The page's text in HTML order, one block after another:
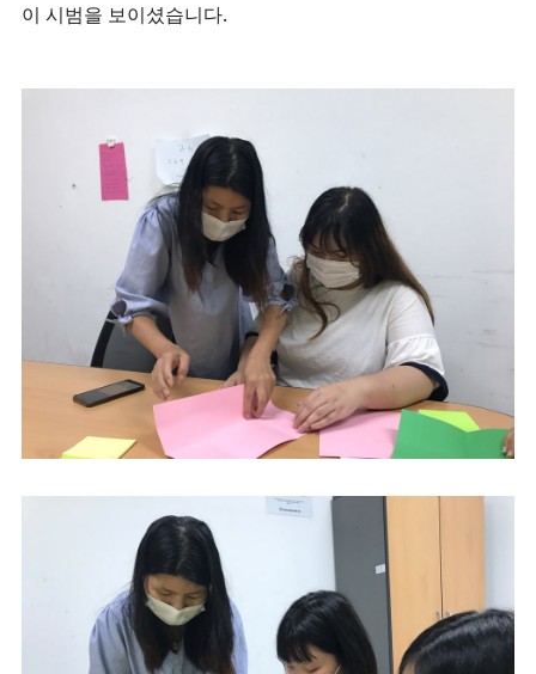
이 시범을 보이셨습니다.